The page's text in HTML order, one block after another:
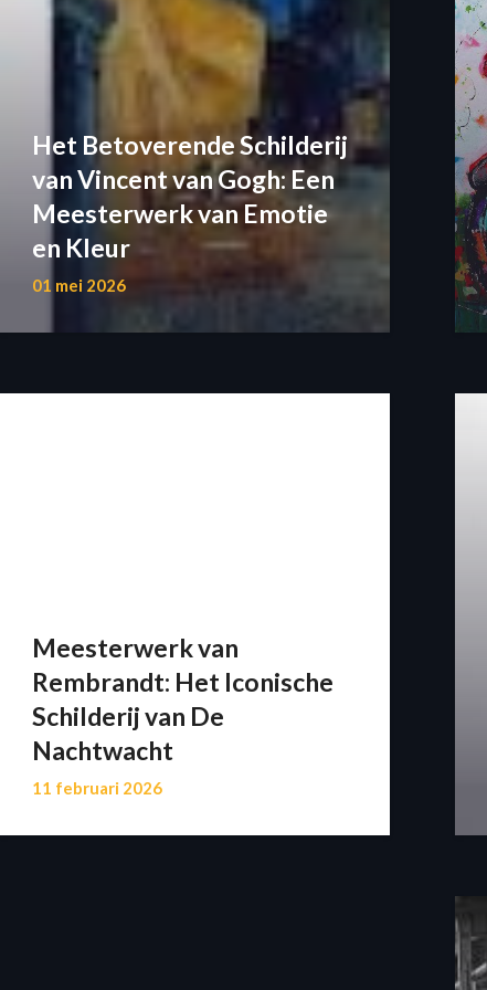
Het Betoverende Schilderij
van Vincent van Gogh: Een
Meesterwerk van Emotie
en Kleur
01 mei 2026
Meesterwerk van
Rembrandt: Het Iconische
Schilderij van De
Nachtwacht
11 februari 2026